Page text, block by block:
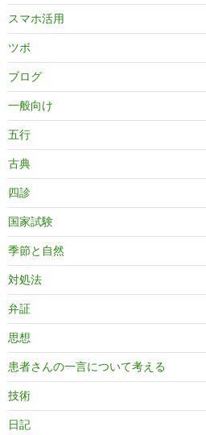
スマホ活用
ツボ
ブログ
一般向け
五行
古典
四診
国家試験
季節と自然
対処法
弁証
思想
患者さんの一言について考える
技術
日記